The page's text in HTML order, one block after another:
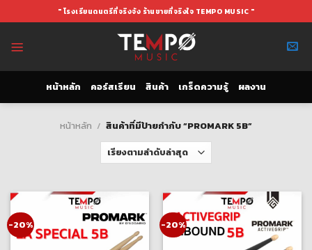
to
" โรงเรียนดนตรีที่จริงจัง ร้านขายที่จริงใจ TEMPO MUSIC "
หน้าหลัก คอร์สเรียน สินค้า เกร็ดความรู้ ผลงาน
หน้าหลัก / สินค้าที่มีป้ายกำกับ “PROMARK 5B”
-20% -20%